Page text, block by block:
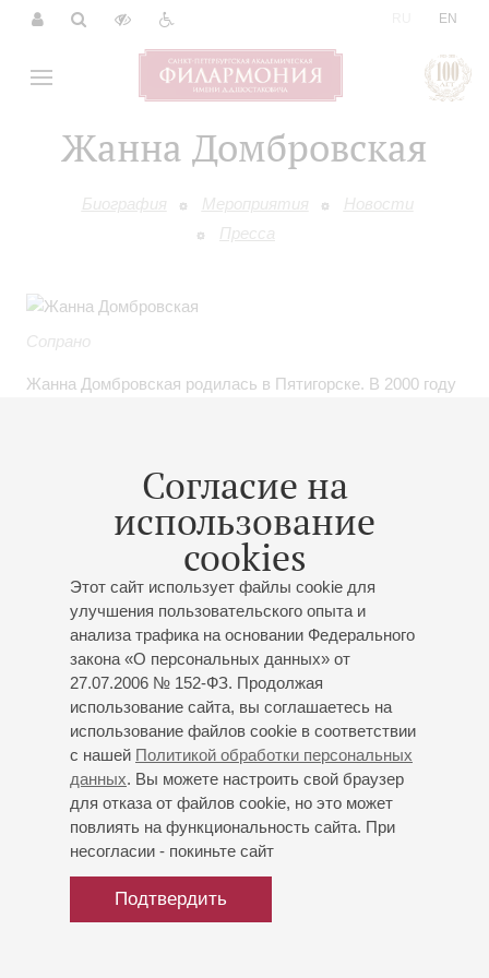
EN
Жанна Домбровская
Биография Мероприятия
Новости
Пресса
Согласие на
использование
cookies
Этот сайт использует файлы cookie для
улучшения пользовательского опыта и
анализа трафика на основании Федерального
закона «О персональных данных» от
27.07.2006 № 152-ФЗ. Продолжая
использование сайта, вы соглашаетесь на
использование файлов cookie в соответствии
с нашей Политикой обработки персональных
данных. Вы можете настроить свой браузер
для отказа от файлов cookie, но это может
повлиять на функциональность сайта. При
несогласии - покиньте сайт
Подтвердить
Сопрано
Жанна Домбровская родилась в Пятигорске. В 2000 году
театра. В 2001–2003 гг. являлась солисткой Санкт-
оперы и балета им. М.П. Мусоргского. С 2003 года входит
в состав оперной труппы Мариинского театра.
Репертуар певицы обширен – включает свыше двадцати
оперных партий.
Жанна Домбровская гастролировала в Нью-Йорке
(Метрополитен-опера), Риме, Мадриде, Москве
(Большой театр), Баден-Бадене, а также городах
Германии, Южной Кореи, Италии, Японии, Кореи и
Швейцарии. Принимала участие в мастер-классах
Ренаты Скотто (Национальная Академия Санта-Чечилия,
Рим – 2004 год; Оперная академия консерватории
Вестчестера, Нью-Йорк – 2005 год). Ведет активную
концертами в разных городах России. В сезоне 2009–